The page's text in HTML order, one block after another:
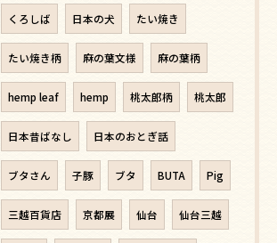
くろしば 日本の犬 たい焼き
たい焼き柄 麻の葉文様 麻の葉柄
hemp leaf hemp 桃太郎柄 桃太郎
日本昔ばなし 日本のおとぎ話
ブタさん 子豚 ブタ BUTA Pig
三越百貨店 京都展 仙台 仙台三越